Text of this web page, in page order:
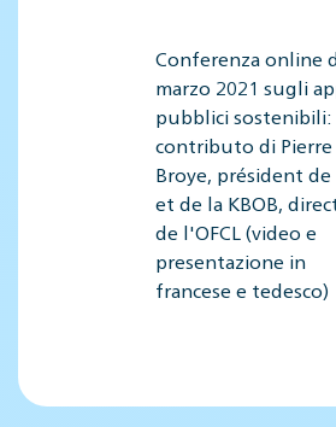
Conferenza online
marzo 2021 sugli
pubblici sostenibili:
contributo di Pierre
Broye, président de
et de la KBOB,
de l'OFCL (video e
presentazione in
francese e tedesco)